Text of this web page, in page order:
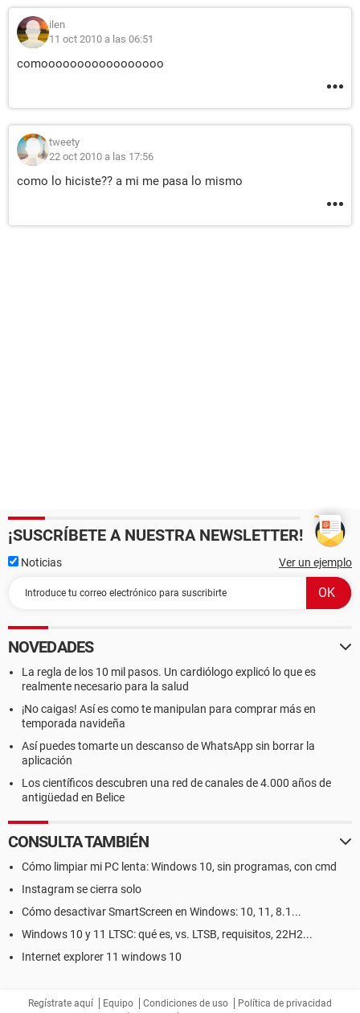
ilen
11 oct 2010 a las 06:51
comooooooooooooooooo
tweety
22 oct 2010 a las 17:56
como lo hiciste?? a mi me pasa lo mismo
¡SUSCRÍBETE A NUESTRA NEWSLETTER!
Noticias Ver un ejemplo
NOVEDADES
La regla de los 10 mil pasos. Un cardiólogo explicó lo que es
realmente necesario para la salud
¡No caigas! Así es como te manipulan para comprar más en
temporada navideña
Así puedes tomarte un descanso de WhatsApp sin borrar la
aplicación
Los científicos descubren una red de canales de 4.000 años de
antigüedad en Belice
CONSULTA TAMBIÉN
Cómo limpiar mi PC lenta: Windows 10, sin programas, con cmd
Instagram se cierra solo
Cómo desactivar SmartScreen en Windows: 10, 11, 8.1...
Windows 10 y 11 LTSC: qué es, vs. LTSB, requisitos, 22H2...
Internet explorer 11 windows 10
Regístrate aquí Equipo Condiciones de uso
Política de privacidad